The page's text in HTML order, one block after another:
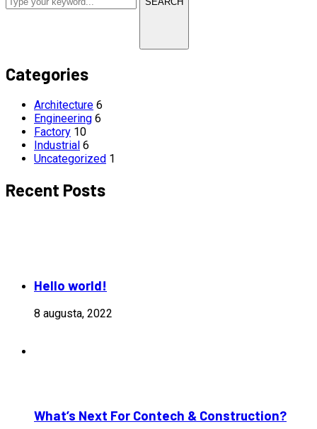
Categories
Architecture 6
Engineering 6
Factory 10
Industrial 6
Uncategorized 1
Recent Posts
Hello world!
8 augusta, 2022
What’s Next For Contech & Construction?